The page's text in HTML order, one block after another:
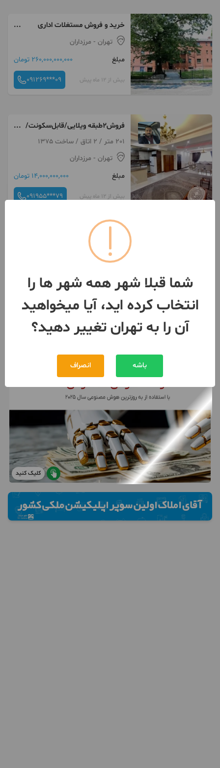
خرید و فروش مستغلات اداری
مرزداران ۱۵۸۵ متر مستغلات شهید
تهران - مرزداران
مبلغ
260,000,000,000 تومان
بیش از 12 ماه پیش 091269***09
فروش۲طبقه ویلایی/قابل‌سکونت/
پارک‌جوانمردان/منطقه۲۲
201 متر / 2 اتاق / ساخت 1375
تهران - مرزداران
مبلغ
14,000,000,000 تومان
بیش از 12 ماه پیش 091955***79
فروش ۳ طبقه یکجا / تک‌واحد/
دهکده المپیک
370 متر / 2 اتاق / ساخت 1390
- مرزداران
مبلغ
18,500,000,000 تومان
بیش از 12 ماه پیش 091955***79
کلیک کنید
شما قبلا شهر همه شهر ها را
انتخاب کرده اید، آیا میخواهید
آن را به تهران تغییر دهید؟
باشه انصراف